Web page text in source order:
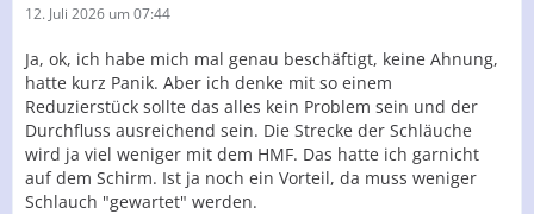
12. Juli 2026 um 07:44
Ja, ok, ich habe mich mal genau beschäftigt, keine Ahnung,
hatte kurz Panik. Aber ich denke mit so einem
Reduzierstück sollte das alles kein Problem sein und der
Durchfluss ausreichend sein. Die Strecke der Schläuche
wird ja viel weniger mit dem HMF. Das hatte ich garnicht
auf dem Schirm. Ist ja noch ein Vorteil, da muss weniger
Schlauch "gewartet" werden.